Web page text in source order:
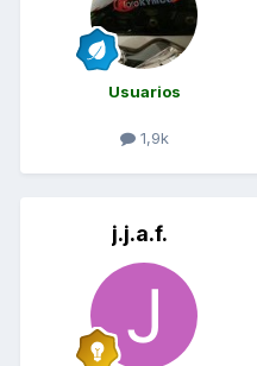
Usuarios
1,9k
j.j.a.f.